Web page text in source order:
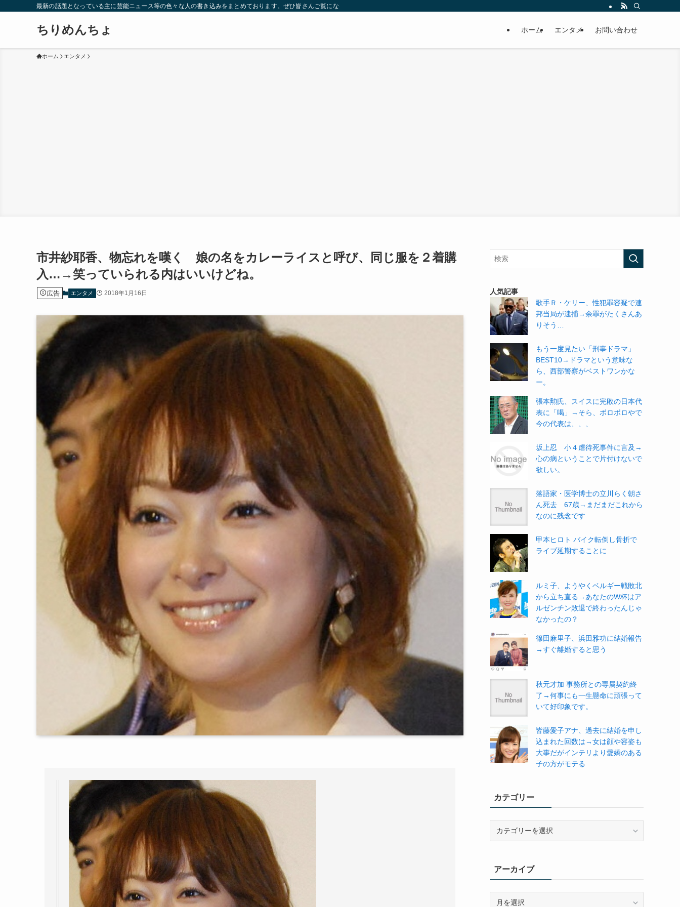
最新の話題となっている主に芸能ニュース等の色々な人の書き込みをまとめております。ぜひ皆さんご覧になっていってください。
ちりめんちょ ホーム エンタメ お問い合わせ
ホーム エンタメ
市井紗耶香、物忘れを嘆く 娘の名をカレーライスと呼び、同じ服を２着購
入…→笑っていられる内はいいけどね。
広告 エンタメ 2018年1月16日
人気記事
歌手Ｒ・ケリー、性犯罪容疑で連
邦当局が逮捕→余罪がたくさんあ
りそう…
もう一度見たい「刑事ドラマ」
BEST10→ドラマという意味な
ら、西部警察がベストワンかな
ー。
張本勲氏、スイスに完敗の日本代
表に「喝」→そら、ボロボロやで
今の代表は、、、
坂上忍 小４虐待死事件に言及→
心の病ということで片付けないで
欲しい。
落語家・医学博士の立川らく朝さ
ん死去 67歳→まだまだこれから
なのに残念です
甲本ヒロト バイク転倒し骨折で
ライブ延期することに
ルミ子、ようやくベルギー戦敗北
から立ち直る→あなたのW杯はア
ルゼンチン敗退で終わったんじゃ
なかったの？
篠田麻里子、浜田雅功に結婚報告
→すぐ離婚すると思う
秋元才加 事務所との専属契約終
了→何事にも一生懸命に頑張って
いて好印象です。
皆藤愛子アナ、過去に結婚を申し
込まれた回数は→女は顔や容姿も
大事だがインテリより愛嬌のある
子の方がモテる
カテゴリー
ーアーカイブ